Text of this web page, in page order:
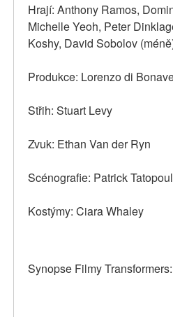
Hrají: Anthony Ramos,
Michelle Yeoh, Peter
Koshy, David Sobolov
Produkce: Lorenzo di
Střih: Stuart Levy
Zvuk: Ethan Van der Ryn
Scénografie: Patrick
Kostýmy: Ciara Whaley
Synopse Filmy